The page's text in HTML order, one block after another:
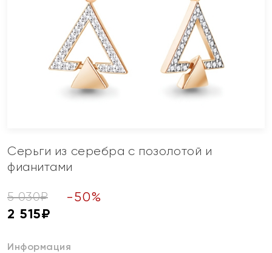
Серьги из серебра с позолотой и
фианитами
5 030₽ -50%
2 515₽
Информация